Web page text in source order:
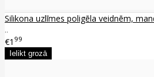
Silikona uzlīmes poligēla veidnēm,
..
€1 99